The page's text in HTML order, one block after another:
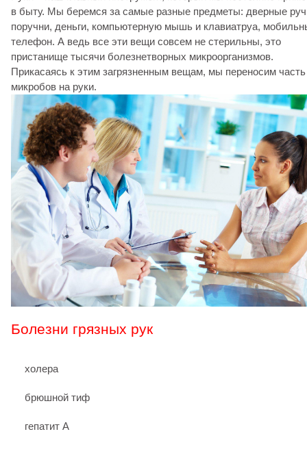
в быту. Мы беремся за самые разные предметы: дверные
поручни, деньги, компьютерную мышь и клавиатруа,
телефон. А ведь все эти вещи совсем не стерильны, это
пристанище тысячи болезнетворных микроорганизмов.
Прикасаясь к этим загрязненным вещам, мы переносим часть
микробов на руки.
Болезни грязных рук
холера
брюшной тиф
гепатит А